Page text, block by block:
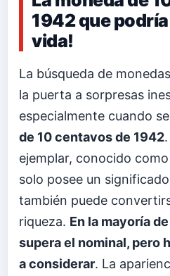
1942 que
vida!
La búsqueda de
la puerta a sorpresas
especialmente cuando
de 10 centavos de 1942
ejemplar, conocido
solo posee un
también puede
riqueza. En la mayoría
supera el nominal, pero
a considerar. La